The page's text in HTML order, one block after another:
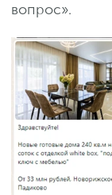
вопрос».